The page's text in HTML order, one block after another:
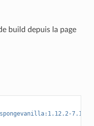
build depuis la page
7.1.1-